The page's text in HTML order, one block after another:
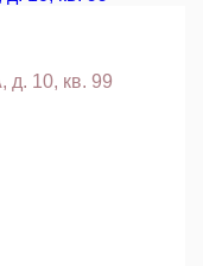
д. 10, кв. 99